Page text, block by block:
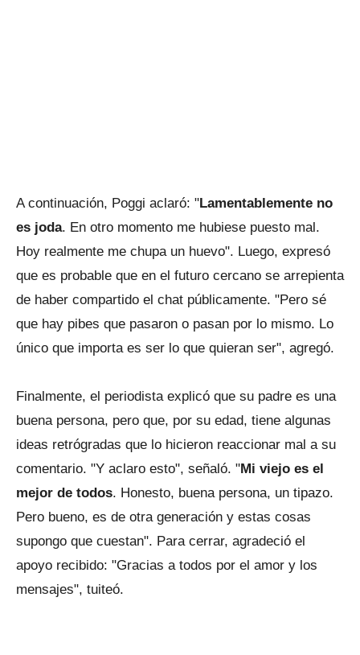
A continuación, Poggi aclaró: "Lamentablemente no
es joda. En otro momento me hubiese puesto mal.
Hoy realmente me chupa un huevo". Luego, expresó
que es probable que en el futuro cercano se arrepienta
de haber compartido el chat públicamente. "Pero sé
que hay pibes que pasaron o pasan por lo mismo. Lo
único que importa es ser lo que quieran ser", agregó.
Finalmente, el periodista explicó que su padre es una
buena persona, pero que, por su edad, tiene algunas
ideas retrógradas que lo hicieron reaccionar mal a su
comentario. "Y aclaro esto", señaló. "Mi viejo es el
mejor de todos. Honesto, buena persona, un tipazo.
Pero bueno, es de otra generación y estas cosas
supongo que cuestan". Para cerrar, agradeció el
apoyo recibido: "Gracias a todos por el amor y los
mensajes", tuiteó.